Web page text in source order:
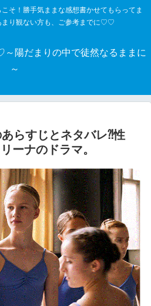
そ！勝手気ままな感想書かせてもらってま
り観ない方も、ご参考までに♡♡
陽だまりの中で徒然なるままに
～
らすじとネタバレ⁈性
ーナのドラマ。